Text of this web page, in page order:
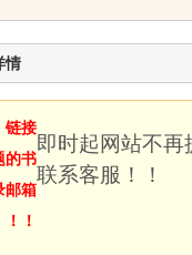
情
链接
的书
邮箱
！
即时起网站不
联系客服！！